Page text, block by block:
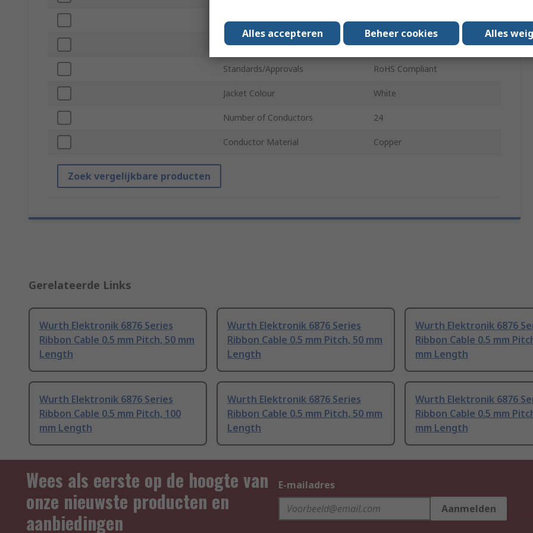
Jacket Material Polyphenylene Ether
Cable Length 50mm
Standards/Approvals RoHS Compliant
Jacket Colour White
Number of Conductors 24
Conductor Material Copper
Zoek vergelijkbare producten
Gerelateerde Links
Wurth Elektronik 6876 Series
Ribbon Cable 0.5 mm Pitch, 50 mm
Length
Wurth Elektronik 6876 Series
Ribbon Cable 0.5 mm Pitch, 50 mm
Length
Wurth Elektronik 6876
Ribbon Cable 0.5 mm
mm Length
Wurth Elektronik 6876 Series
Ribbon Cable 0.5 mm Pitch, 100
mm Length
Wurth Elektronik 6876 Series
Ribbon Cable 0.5 mm Pitch, 50 mm
Length
Wurth Elektronik 6876
Ribbon Cable 0.5 mm
mm Length
Wees als eerste op de hoogte van
onze nieuwste producten en
aanbiedingen
E-mailadres
Aanmelden
Alles accepteren Beheer cookies Alles